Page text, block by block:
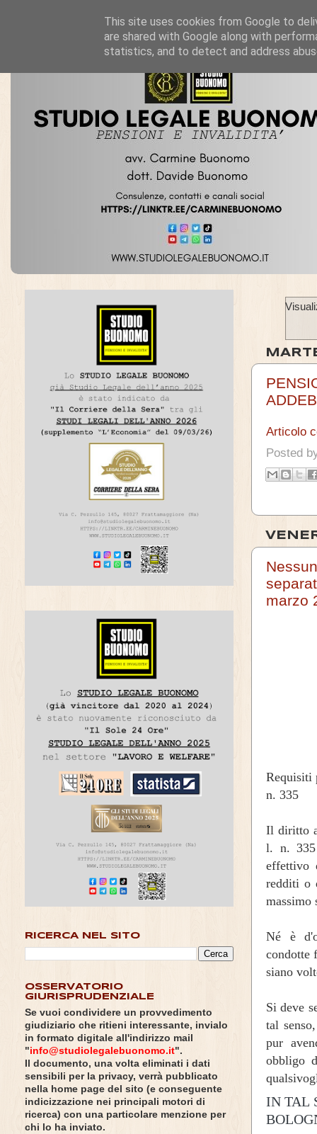
Articolo
Posted
marzo
Requisiti
n. 335
Il diritto
l. n. 335
effettivo
redditi o
massimo
Né è
condotte
siano
Si deve
tal
pur
obbligo
IN TAL
RICERCA NEL SITO
OSSERVATORIO
GIURISPRUDENZIALE
Se vuoi condividere un provvedimento
giudiziario che ritieni interessante, invialo
in formato digitale all'indirizzo mail
"info@studiolegalebuonomo.it".
Il documento, una volta eliminati i dati
sensibili per la privacy, verrà pubblicato
nella home page del sito (e conseguente
indicizzazione nei principali motori di
ricerca) con una particolare menzione per
chi lo ha inviato.
This site uses cookies from Google to
are shared with Google along with
statistics, and to detect and address